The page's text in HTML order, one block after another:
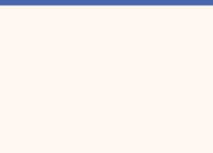
Pular